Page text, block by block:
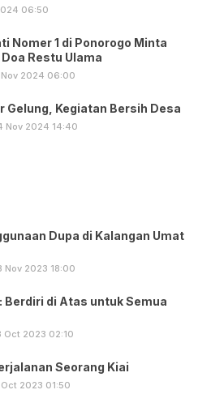
06:50
Nomer 1 di Ponorogo Minta
Restu Ulama
2024 06:00
Gelung, Kegiatan Bersih Desa
Nov 2024 14:40
Dupa di Kalangan Umat
Nov 2023 18:00
Berdiri di Atas untuk Semua
Oct 2023 02:10
Seorang Kiai
2023 01:50